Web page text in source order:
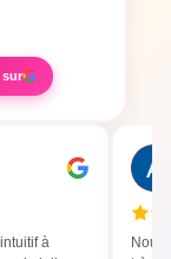
sur
à
Nous